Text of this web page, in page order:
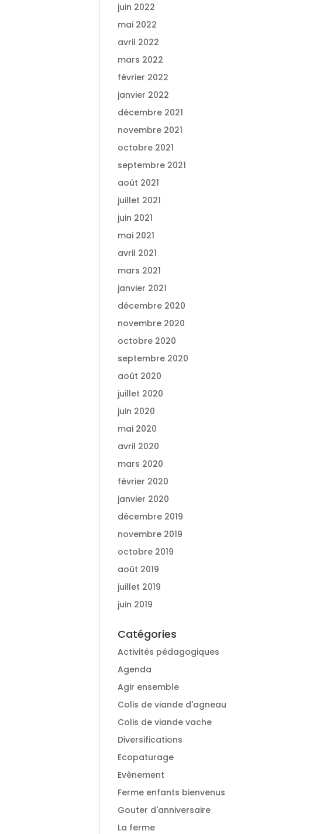
juin 2022
mai 2022
avril 2022
mars 2022
février 2022
janvier 2022
décembre 2021
novembre 2021
octobre 2021
septembre 2021
août 2021
juillet 2021
juin 2021
mai 2021
avril 2021
mars 2021
janvier 2021
décembre 2020
novembre 2020
octobre 2020
septembre 2020
août 2020
juillet 2020
juin 2020
mai 2020
avril 2020
mars 2020
février 2020
janvier 2020
décembre 2019
novembre 2019
octobre 2019
août 2019
juillet 2019
juin 2019
Catégories
Activités pédagogiques
Agenda
Agir ensemble
Colis de viande d'agneau
Colis de viande vache
Diversifications
Ecopaturage
Evènement
Ferme enfants bienvenus
Gouter d'anniversaire
La ferme